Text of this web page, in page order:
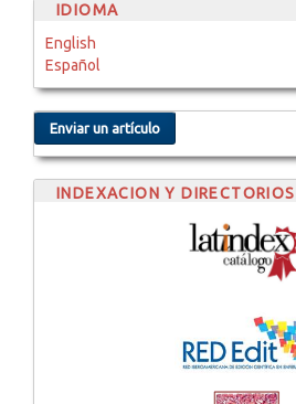
IDIOMA
English
Español
Enviar un artículo
INDEXACION Y DIRECTORIOS